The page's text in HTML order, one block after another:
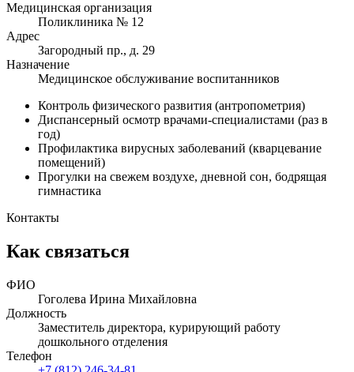
Медицинская организация
Поликлиника № 12
Адрес
Загородный пр., д. 29
Назначение
Медицинское обслуживание воспитанников
Контроль физического развития (антропометрия)
Диспансерный осмотр врачами-специалистами (раз в
год)
Профилактика вирусных заболеваний (кварцевание
помещений)
Прогулки на свежем воздухе, дневной сон, бодрящая
гимнастика
Контакты
Как связаться
ФИО
Гоголева Ирина Михайловна
Должность
Заместитель директора, курирующий работу
дошкольного отделения
Телефон